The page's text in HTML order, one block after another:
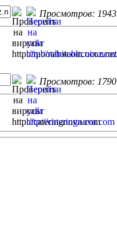
Просмотров: 1943
Просмотров: 1790